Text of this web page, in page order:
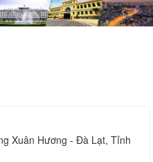
Xuân Hương - Đà Lạt, Tỉnh